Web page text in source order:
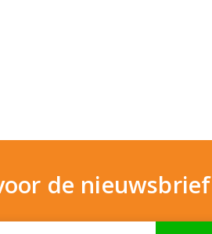
de nieuwsbrief